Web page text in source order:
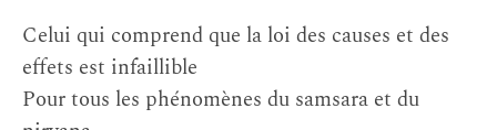
Celui qui comprend que la loi des causes et des
effets est infaillible
Pour tous les phénomènes du samsara et du